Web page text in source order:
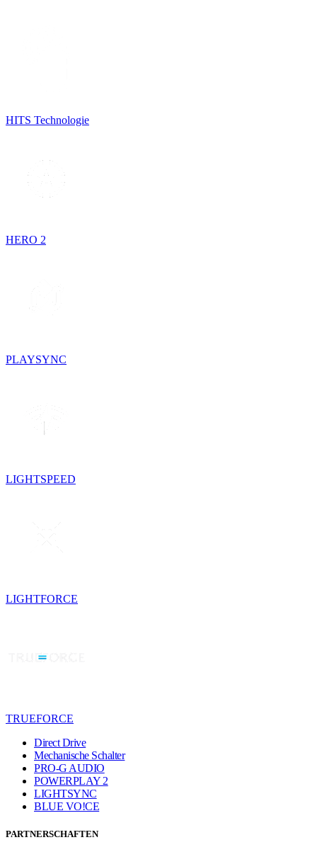
HITS Technologie
HERO 2
PLAYSYNC
LIGHTSPEED
LIGHTFORCE
TRUEFORCE
Direct Drive
Mechanische Schalter
PRO-G AUDIO
POWERPLAY 2
LIGHTSYNC
BLUE VO!CE
PARTNERSCHAFTEN